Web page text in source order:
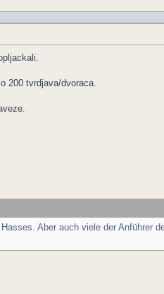
200 tvrdjava/dvoraca.
Aber auch viele der Anführer